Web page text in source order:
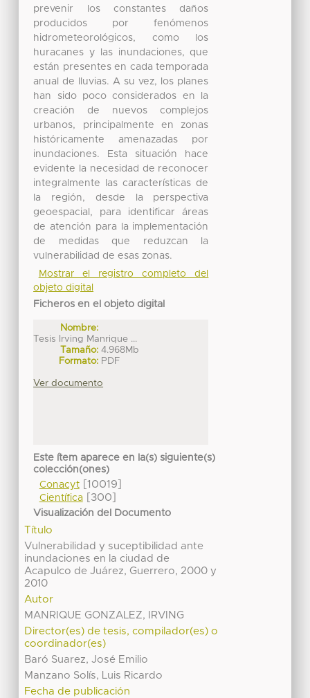
prevenir los constantes daños
producidos por fenómenos
hidrometeorológicos, como los
huracanes y las inundaciones, que
están presentes en cada temporada
anual de lluvias. A su vez, los planes
han sido poco considerados en la
creación de nuevos complejos
urbanos, principalmente en zonas
históricamente amenazadas por
inundaciones. Esta situación hace
evidente la necesidad de reconocer
integralmente las características de
la región, desde la perspectiva
geoespacial, para identificar áreas
de atención para la implementación
de medidas que reduzcan la
vulnerabilidad de esas zonas.
Mostrar el registro completo del
objeto digital
Ficheros en el objeto digital
Nombre:
Tesis Irving Manrique ...
Tamaño: 4.968Mb
Formato: PDF
Ver documento
Este ítem aparece en la(s) siguiente(s)
colección(ones)
Conacyt[10019]
Científica[300]
Visualización del Documento
Título
Vulnerabilidad y suceptibilidad ante
inundaciones en la ciudad de
Acapulco de Juárez, Guerrero, 2000 y
2010
Autor
MANRIQUE GONZALEZ, IRVING
Director(es) de tesis, compilador(es) o
coordinador(es)
Baró Suarez, José Emilio
Manzano Solís, Luis Ricardo
Fecha de publicación